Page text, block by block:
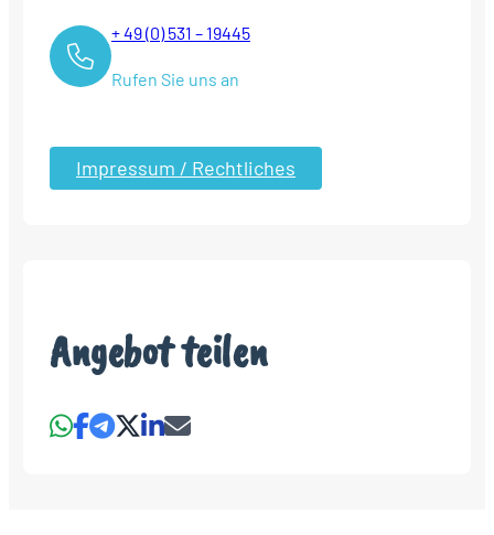
+ 49 (0) 531 – 19445
Rufen Sie uns an
Impressum / Rechtliches
Angebot teilen